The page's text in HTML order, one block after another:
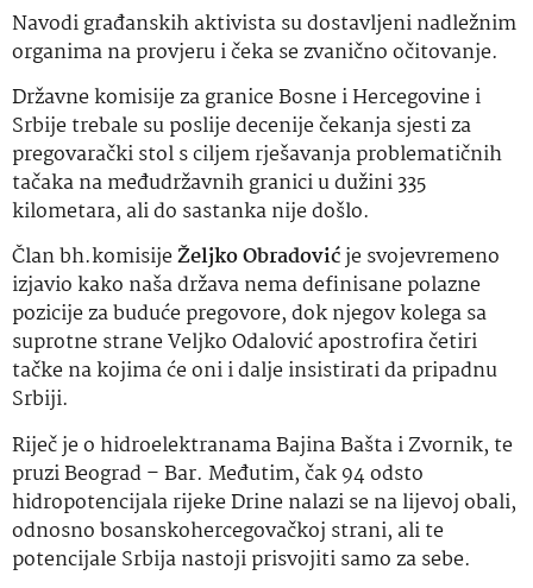
Navodi građanskih aktivista su dostavljeni nadležnim
organima na provjeru i čeka se zvanično očitovanje.
Državne komisije za granice Bosne i Hercegovine i
Srbije trebale su poslije decenije čekanja sjesti za
pregovarački stol s ciljem rješavanja problematičnih
tačaka na međudržavnih granici u dužini 335
kilometara, ali do sastanka nije došlo.
Član bh.komisijeŽeljko Obradovićje svojevremeno
izjavio kako naša država nema definisane polazne
pozicije za buduće pregovore, dok njegov kolega sa
suprotne strane Veljko Odalović apostrofira četiri
tačke na kojima će oni i dalje insistirati da pripadnu
Srbiji.
Riječ je o hidroelektranama Bajina Bašta i Zvornik, te
pruzi Beograd – Bar. Međutim, čak 94 odsto
hidropotencijala rijeke Drine nalazi se na lijevoj obali,
odnosno bosanskohercegovačkoj strani, ali te
potencijale Srbija nastoji prisvojiti samo za sebe.